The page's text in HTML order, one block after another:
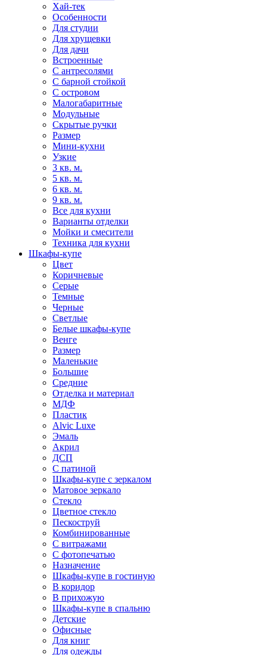
Хай-тек
Особенности
Для студии
Для хрущевки
Для дачи
Встроенные
С антресолями
С барной стойкой
С островом
Малогабаритные
Модульные
Скрытые ручки
Размер
Мини-кухни
Узкие
3 кв. м.
5 кв. м.
6 кв. м.
9 кв. м.
Все для кухни
Варианты отделки
Мойки и смесители
Техника для кухни
Шкафы-купе
Цвет
Коричневые
Серые
Темные
Черные
Светлые
Белые шкафы-купе
Венге
Размер
Маленькие
Большие
Средние
Отделка и материал
МДФ
Пластик
Alvic Luxe
Эмаль
Акрил
ДСП
С патиной
Шкафы-купе с зеркалом
Матовое зеркало
Стекло
Цветное стекло
Пескоструй
Комбинированные
С витражами
С фотопечатью
Назначение
Шкафы-купе в гостиную
В коридор
В прихожую
Шкафы-купе в спальню
Детские
Офисные
Для книг
Для одежды